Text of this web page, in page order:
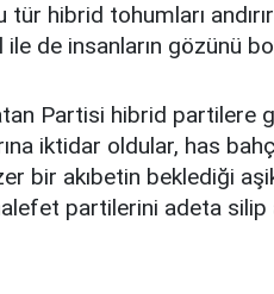
tür hibrid tohumları
de insanların gözünü
Partisi hibrid partilere
iktidar oldular, has
bir akıbetin beklediği
partilerini adeta silip